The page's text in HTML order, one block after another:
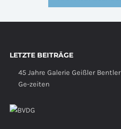
LETZTE BEITRÄGE
45 Jahre Galerie Geißler Bentler
Ge-zeiten